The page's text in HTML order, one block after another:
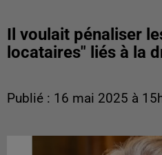
Il voulait pénaliser
locataires" liés à la
Publié : 16 mai 2025 à